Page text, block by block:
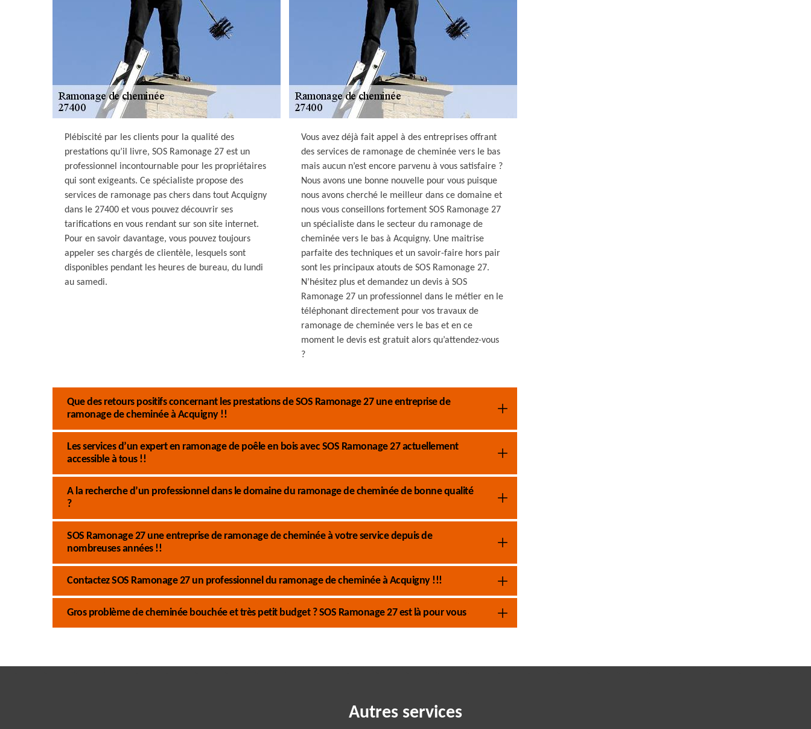
Plébiscité par les clients pour la qualité des
prestations qu’il livre, SOS Ramonage 27 est un
professionnel incontournable pour les propriétaires
qui sont exigeants. Ce spécialiste propose des
services de ramonage pas chers dans tout Acquigny
dans le 27400 et vous pouvez découvrir ses
tarifications en vous rendant sur son site internet.
Pour en savoir davantage, vous pouvez toujours
appeler ses chargés de clientèle, lesquels sont
disponibles pendant les heures de bureau, du lundi
au samedi.
Vous avez déjà fait appel à des entreprises offrant
des services de ramonage de cheminée vers le bas
mais aucun n’est encore parvenu à vous satisfaire ?
Nous avons une bonne nouvelle pour vous puisque
nous avons cherché le meilleur dans ce domaine et
nous vous conseillons fortement SOS Ramonage 27
un spécialiste dans le secteur du ramonage de
cheminée vers le bas à Acquigny. Une maitrise
parfaite des techniques et un savoir-faire hors pair
sont les principaux atouts de SOS Ramonage 27.
N’hésitez plus et demandez un devis à SOS
Ramonage 27 un professionnel dans le métier en le
téléphonant directement pour vos travaux de
ramonage de cheminée vers le bas et en ce
moment le devis est gratuit alors qu’attendez-vous
?
Que des retours positifs concernant les prestations de SOS Ramonage 27 une entreprise de
ramonage de cheminée à Acquigny !!
Les services d’un expert en ramonage de poêle en bois avec SOS Ramonage 27 actuellement
accessible à tous !!
A la recherche d’un professionnel dans le domaine du ramonage de cheminée de bonne qualité
?
SOS Ramonage 27 une entreprise de ramonage de cheminée à votre service depuis de
nombreuses années !!
Contactez SOS Ramonage 27 un professionnel du ramonage de cheminée à Acquigny !!!
Gros problème de cheminée bouchée et très petit budget ? SOS Ramonage 27 est là pour vous
Autres services